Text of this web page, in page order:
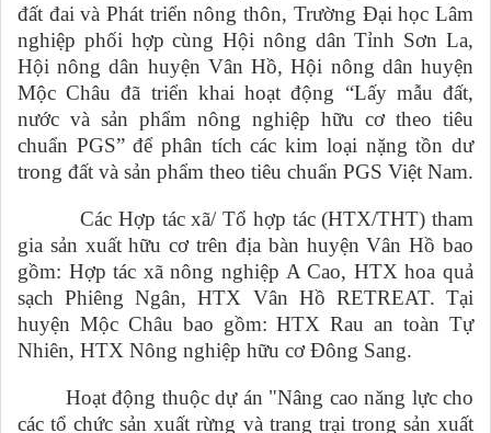
đất đai và Phát triển nông thôn, Trường Đại học Lâm
nghiệp phối hợp cùng Hội nông dân Tỉnh Sơn La,
Hội nông dân huyện Vân Hồ, Hội nông dân huyện
Mộc Châu đã triển khai hoạt động “Lấy mẫu đất,
nước và sản phẩm nông nghiệp hữu cơ theo tiêu
chuẩn PGS” để phân tích các kim loại nặng tồn dư
trong đất và sản phẩm theo tiêu chuẩn PGS Việt Nam.
Các Hợp tác xã/ Tổ hợp tác (HTX/THT) tham
gia sản xuất hữu cơ trên địa bàn huyện Vân Hồ bao
gồm: Hợp tác xã nông nghiệp A Cao, HTX hoa quả
sạch Phiêng Ngân, HTX Vân Hồ RETREAT. Tại
huyện Mộc Châu bao gồm: HTX Rau an toàn Tự
Nhiên, HTX Nông nghiệp hữu cơ Đông Sang.
Hoạt động thuộc dự án "Nâng cao năng lực cho
các tổ chức sản xuất rừng và trang trại trong sản xuất